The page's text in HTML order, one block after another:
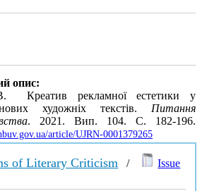
опис:
рекламної естетики у
художніх текстів. Питання
. 2021. Вип. 104. С. 182-196.
article/UJRN-0001379265
of Literary Criticism /
Issue